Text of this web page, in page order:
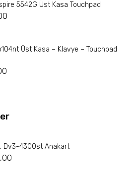
5542G Üst Kasa Touchpad
Üst Kasa – Klavye – Touchpad
Dv3-4300st Anakart